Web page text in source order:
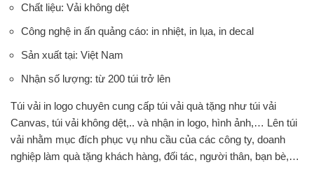
Chất liệu: Vải không dệt
Công nghệ in ấn quảng cáo: in nhiệt, in lụa, in decal
Sản xuất tại: Việt Nam
Nhận số lượng: từ 200 túi trở lên
Túi vải in logo chuyên cung cấp túi vải quà tặng như túi vải
Canvas, túi vải không dệt,.. và nhận in logo, hình ảnh,… Lên túi
vải nhằm mục đích phục vụ nhu cầu của các công ty, doanh
nghiệp làm quà tặng khách hàng, đối tác, người thân, bạn bè,…